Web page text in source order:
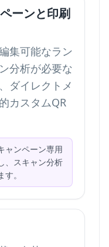
ーンと印刷
集可能なラン
分析が必要な
ダイレクトメ
カスタムQR
ャンペーン専用
、スキャン分析
。